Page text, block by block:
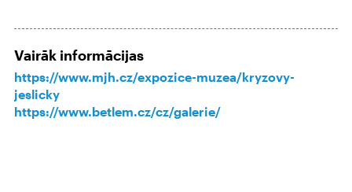
Vairāk informācijas
https://www.mjh.cz/expozice-muzea/kryzovy-
jeslicky
https://www.betlem.cz/cz/galerie/